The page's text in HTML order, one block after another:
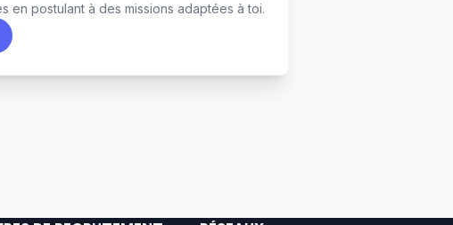
en postulant à des missions adaptées à toi.